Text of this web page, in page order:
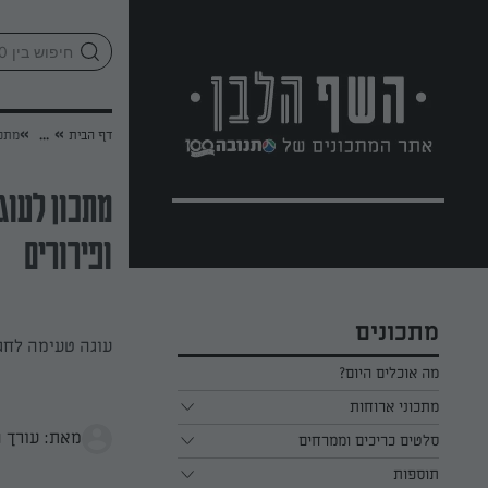
מתכונים
מה אוכלים היום?
מתכוני ארוחות
ארוחת בוקר
ארוחת צהריים
סלטים כריכים וממרחים
כל הסלטים כריכים וממרחים
תוספות
דף הבית »
...
»
מתכון
ופירורים
עוגה טעימה
מאת: עורך